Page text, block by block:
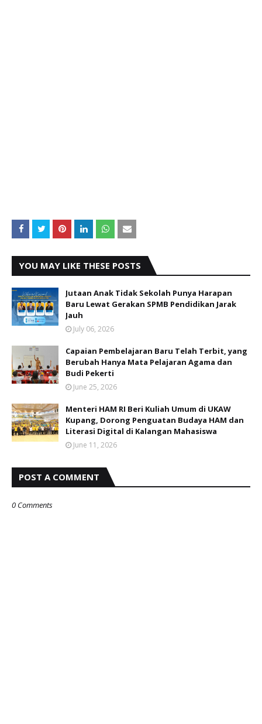
YOU MAY LIKE THESE POSTS
Jutaan Anak Tidak Sekolah Punya Harapan
Baru Lewat Gerakan SPMB Pendidikan Jarak
Jauh
July 06, 2026
Capaian Pembelajaran Baru Telah Terbit, yang
Berubah Hanya Mata Pelajaran Agama dan
Budi Pekerti
June 25, 2026
Menteri HAM RI Beri Kuliah Umum di UKAW
Kupang, Dorong Penguatan Budaya HAM dan
Literasi Digital di Kalangan Mahasiswa
June 11, 2026
POST A COMMENT
0 Comments